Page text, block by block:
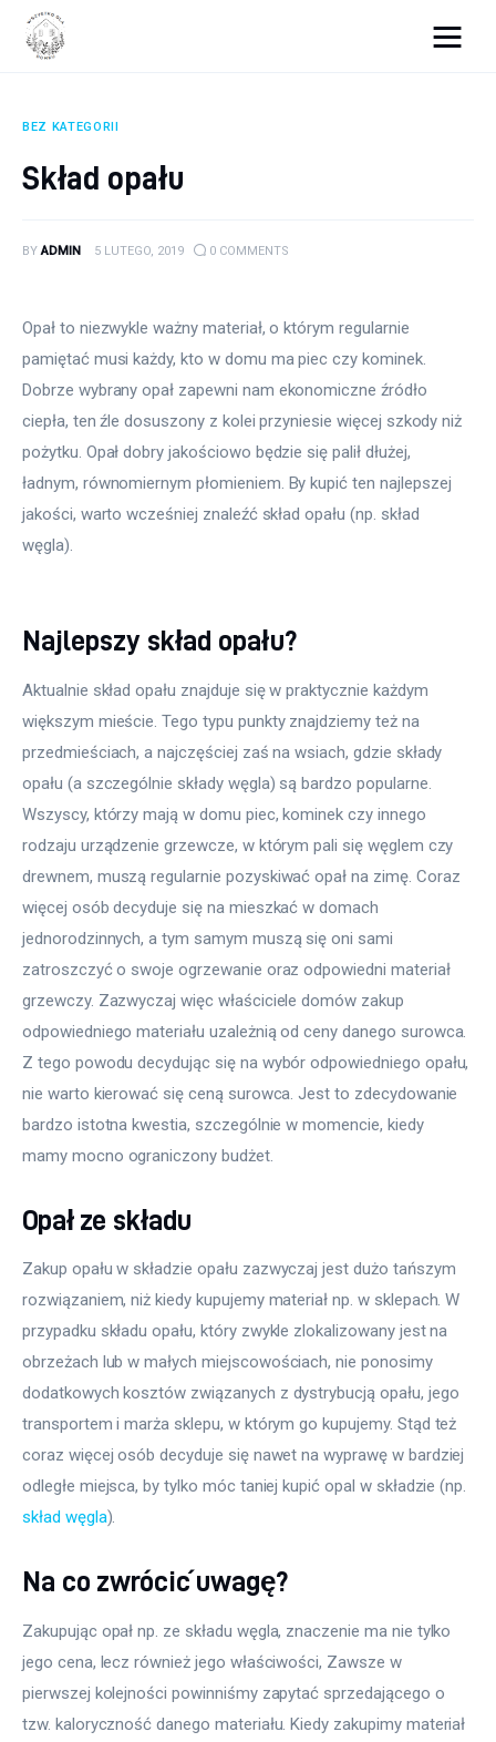
Porady budowlane
BEZ KATEGORII
Skład opału
BY ADMIN 5 LUTEGO, 2019 0 COMMENTS
Opał to niezwykle ważny materiał, o którym regularnie
pamiętać musi każdy, kto w domu ma piec czy kominek.
Dobrze wybrany opał zapewni nam ekonomiczne źródło
ciepła, ten źle dosuszony z kolei przyniesie więcej szkody niż
pożytku. Opał dobry jakościowo będzie się palił dłużej,
ładnym, równomiernym płomieniem. By kupić ten najlepszej
jakości, warto wcześniej znaleźć skład opału (np. skład
węgla).
Najlepszy skład opału?
Aktualnie skład opału znajduje się w praktycznie każdym
większym mieście. Tego typu punkty znajdziemy też na
przedmieściach, a najczęściej zaś na wsiach, gdzie składy
opału (a szczególnie składy węgla) są bardzo popularne.
Wszyscy, którzy mają w domu piec, kominek czy innego
rodzaju urządzenie grzewcze, w którym pali się węglem czy
drewnem, muszą regularnie pozyskiwać opał na zimę. Coraz
więcej osób decyduje się na mieszkać w domach
jednorodzinnych, a tym samym muszą się oni sami
zatroszczyć o swoje ogrzewanie oraz odpowiedni materiał
grzewczy. Zazwyczaj więc właściciele domów zakup
odpowiedniego materiału uzależnią od ceny danego surowca.
Z tego powodu decydując się na wybór odpowiedniego opału,
nie warto kierować się ceną surowca. Jest to zdecydowanie
bardzo istotna kwestia, szczególnie w momencie, kiedy
mamy mocno ograniczony budżet.
Opał ze składu
Zakup opału w składzie opału zazwyczaj jest dużo tańszym
rozwiązaniem, niż kiedy kupujemy materiał np. w sklepach. W
przypadku składu opału, który zwykle zlokalizowany jest na
obrzeżach lub w małych miejscowościach, nie ponosimy
dodatkowych kosztów związanych z dystrybucją opału, jego
transportem i marża sklepu, w którym go kupujemy. Stąd też
coraz więcej osób decyduje się nawet na wyprawę w bardziej
odległe miejsca, by tylko móc taniej kupić opal w składzie (np.
skład węgla).
Na co zwrócić uwagę?
Zakupując opał np. ze składu węgla, znaczenie ma nie tylko
jego cena, lecz również jego właściwości, Zawsze w
pierwszej kolejności powinniśmy zapytać sprzedającego o
tzw. kaloryczność danego materiału. Kiedy zakupimy materiał